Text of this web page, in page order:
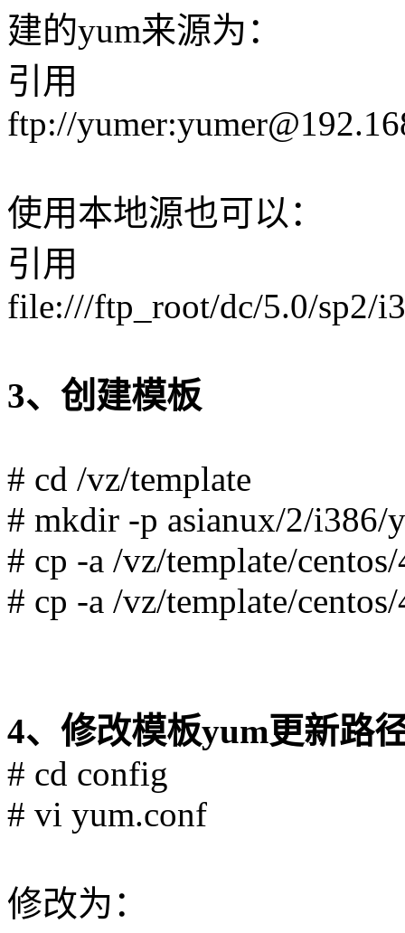
建的yum来源为：
引用
ftp://
使用本地源也可以：
引用
file:///ftp_root/dc/5.0/sp2/
3、创建模板
# cd /vz/template
# mkdir -p asianux/2/i386/
# cp -a /vz/template/
# cp -a /vz/template/
4、修改模板yum更新路
# cd config
# vi yum.conf
修改为：